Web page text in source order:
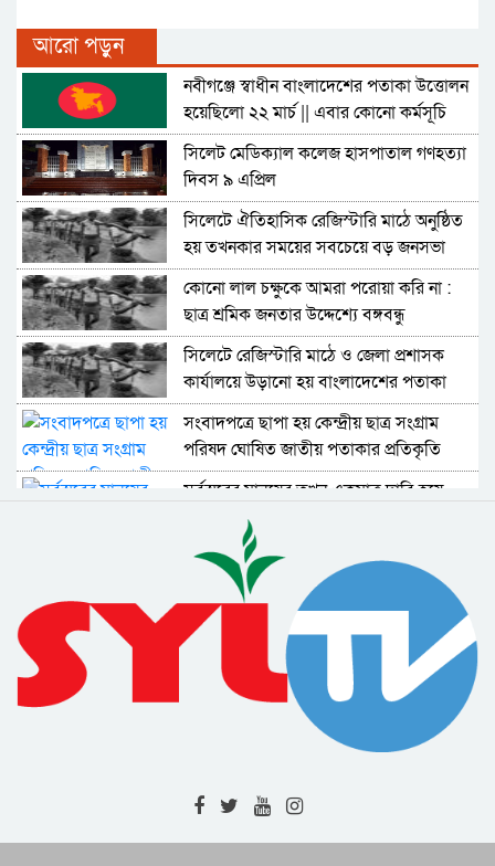
আরো পড়ুন
নবীগঞ্জে স্বাধীন বাংলাদেশের পতাকা উত্তোলন
হয়েছিলো ২২ মার্চ || এবার কোনো কর্মসূচি
নেই
সিলেট মেডিক্যাল কলেজ হাসপাতাল গণহত্যা
দিবস ৯ এপ্রিল
সিলেটে ঐতিহাসিক রেজিস্টারি মাঠে অনুষ্ঠিত
হয় তখনকার সময়ের সবচেয়ে বড় জনসভা
কোনো লাল চক্ষুকে আমরা পরোয়া করি না :
ছাত্র শ্রমিক জনতার উদ্দেশ্যে বঙ্গবন্ধু
সিলেটে রেজিস্টারি মাঠে ও জেলা প্রশাসক
কার্যালয়ে উড়ানো হয় বাংলাদেশের পতাকা
সংবাদপত্রে ছাপা হয় কেন্দ্রীয় ছাত্র সংগ্রাম
পরিষদ ঘোষিত জাতীয় পতাকার প্রতিকৃতি
সর্বস্তরের মানুষের তখন একমাত্র দাবি হয়ে
উঠেছে বাংলাদেশের স্বাধীনতা
বঙ্গবন্ধুর নেতৃত্বে তত্ত্বাবধায়ক সরকার গঠনের
আহবান জানান মাওলানা ভাসানী
জয়দেবপুরে ইস্ট বেঙ্গল রেজিমেন্টকে নিরস্ত্র
করতে ব্যর্থ হয় পাকিস্তানি সেনারা
বঙ্গবন্ধু স্লোগান ধরলেন ‘বীর বাঙালি অস্ত্র ধরো,
বাংলাদেশ স্বাধীন করো’
দুঃখিনী বাংলায় আমার জন্মদিনই বা কি আর